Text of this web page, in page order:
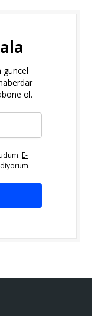
güncel
ol.
E-